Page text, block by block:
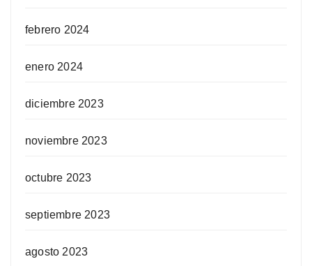
febrero 2024
enero 2024
diciembre 2023
noviembre 2023
octubre 2023
septiembre 2023
agosto 2023